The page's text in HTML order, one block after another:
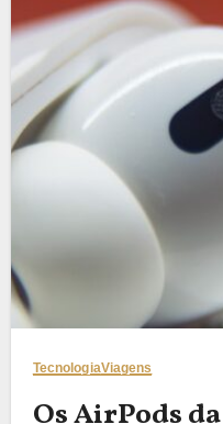
TecnologiaViagens
Os AirPods